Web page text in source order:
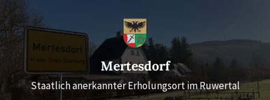
Skip
to
content
Skip
to
main
navigation
Skip
to
footer
Mertesdorf
Staatlich anerkannter Erholungsort im Ruwertal